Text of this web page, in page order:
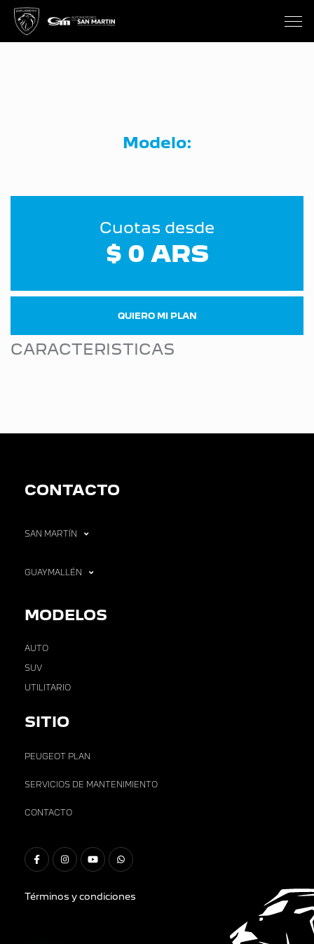
Modelo:
Cuotas desde
$ 0 ARS
QUIERO MI PLAN
CARACTERISTICAS
CONTACTO
SAN MARTÍN
GUAYMALLÉN
MODELOS
AUTO
SUV
UTILITARIO
SITIO
PEUGEOT PLAN
SERVICIOS DE MANTENIMIENTO
CONTACTO
Términos y condiciones